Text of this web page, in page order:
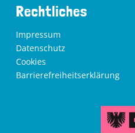
Rechtliches
Impressum
Datenschutz
Cookies
Barrierefreiheitserklärung